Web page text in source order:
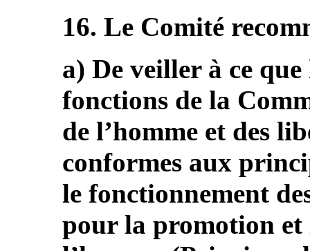
16. Le Comité
a) De veiller à ce
fonctions de la
de l’homme et des
conformes aux
le fonctionnement
pour la promotion et